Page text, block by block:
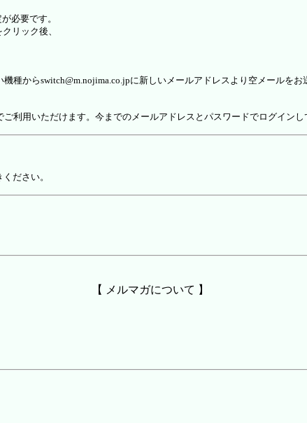
必要です。
クリック後、
からswitch@m.nojima.co.jpに新しいメールアドレスより空メールをお
用いただけます。今までのメールアドレスとパスワードでログインし
ださい。
【 メルマガについて 】